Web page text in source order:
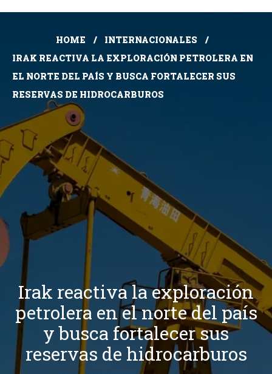
HOME
INTERNACIONALES
IRAK REACTIVA LA EXPLORACIÓN PETROLERA EN
EL NORTE DEL PAÍS Y BUSCA FORTALECER SUS
RESERVAS DE HIDROCARBUROS
Irak reactiva la exploración
petrolera en el norte del país
y busca fortalecer sus
reservas de hidrocarburos